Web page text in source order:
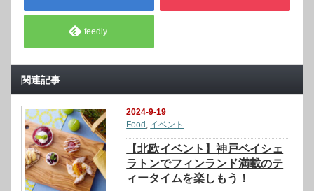
feedly
関連記事
2024-9-19
Food , イベント
【北欧イベント】神戸ベイシェ
ラトンでフィンランド満載のテ
ィータイムを楽しもう！